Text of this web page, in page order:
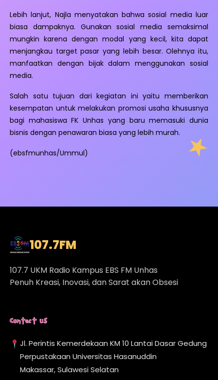
Lebih lanjut, Najla menyatakan bahwa sosial media luar
biasa dampaknya. Gunakan sosial media semaksimal
mungkin karena dengan modal yang kecil, kita dapat
menjangkau target pasar yang lebih besar. Olehnya itu,
manfaatkan dengan bijak dalam menggunakan sosial
media.
Salah satu tujuan dari kegiatan ini yaitu memberikan
kesempatan untuk melakukan promosi usaha khususnya
bagi mahasiswa FK Unhas yang baru memasuki dunia
bisnis dengan penawaran biasa yang lebih murah.
(ebsfmunhas/Ummul)
107.7FM
107.7 UKM Radio Kampus EBS FM Unhas
Penuh Kreasi, Inovasi, dan Sarat akan Obsesi
Contact Us
Jl. Perintis Kemerdekaan KM 10 Lantai Dasar Gedung
Perpustakaan Universitas Hasanuddin
Makassar, Sulawesi Selatan